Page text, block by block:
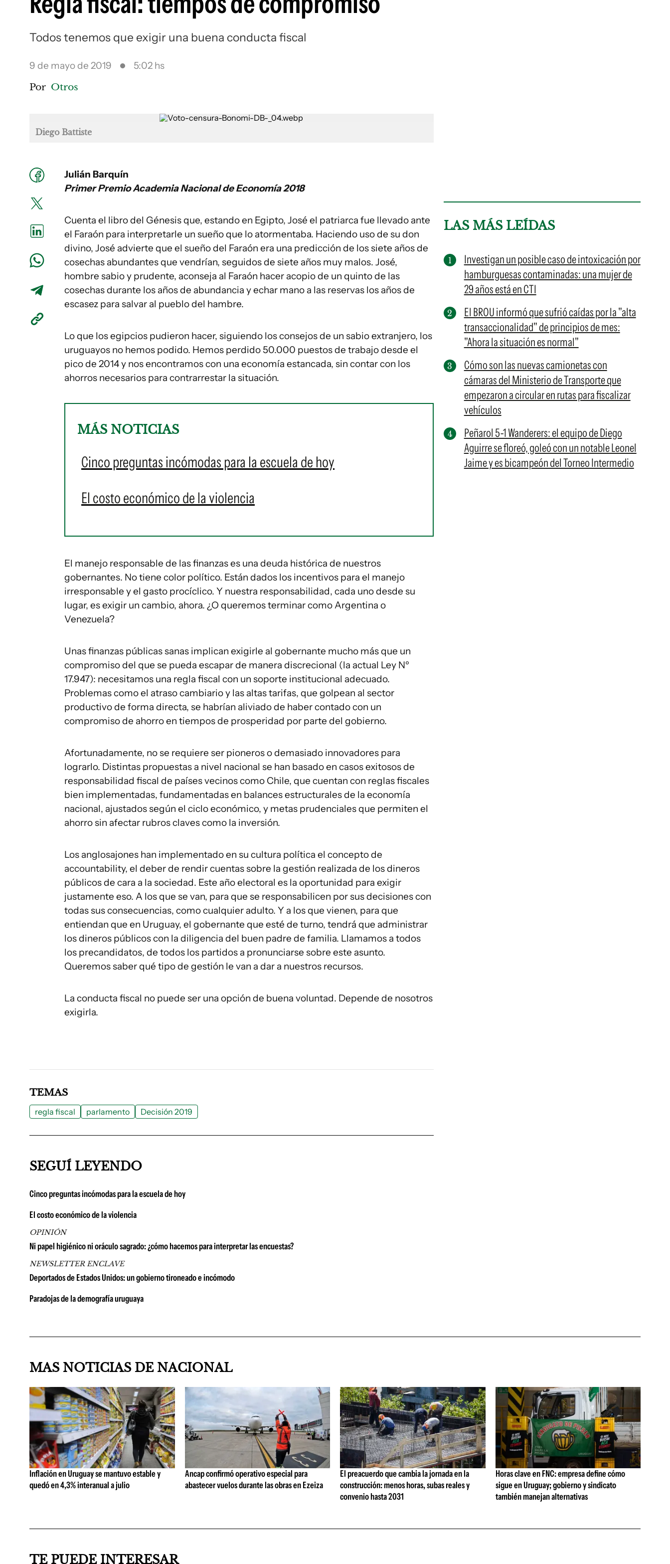
Todos tenemos que exigir una buena conducta fiscal
9 de mayo de 2019 5:02 hs
Por Otros
Diego Battiste
Julián Barquín
Primer Premio Academia Nacional de Economía 2018
Cuenta el libro del Génesis que, estando en Egipto, José el patriarca fue llevado ante
el Faraón para interpretarle un sueño que lo atormentaba. Haciendo uso de su don
divino, José advierte que el sueño del Faraón era una predicción de los siete años de
cosechas abundantes que vendrían, seguidos de siete años muy malos. José,
hombre sabio y prudente, aconseja al Faraón hacer acopio de un quinto de las
cosechas durante los años de abundancia y echar mano a las reservas los años de
escasez para salvar al pueblo del hambre.
Lo que los egipcios pudieron hacer, siguiendo los consejos de un sabio extranjero, los
uruguayos no hemos podido. Hemos perdido 50.000 puestos de trabajo desde el
pico de 2014 y nos encontramos con una economía estancada, sin contar con los
ahorros necesarios para contrarrestar la situación.
MÁS NOTICIAS
Cinco preguntas incómodas para la escuela de hoy
El costo económico de la violencia
El manejo responsable de las finanzas es una deuda histórica de nuestros
gobernantes. No tiene color político. Están dados los incentivos para el manejo
irresponsable y el gasto procíclico. Y nuestra responsabilidad, cada uno desde su
lugar, es exigir un cambio, ahora. ¿O queremos terminar como Argentina o
Venezuela?
Unas finanzas públicas sanas implican exigirle al gobernante mucho más que un
compromiso del que se pueda escapar de manera discrecional (la actual Ley Nº
17.947): necesitamos una regla fiscal con un soporte institucional adecuado.
Problemas como el atraso cambiario y las altas tarifas, que golpean al sector
productivo de forma directa, se habrían aliviado de haber contado con un
compromiso de ahorro en tiempos de prosperidad por parte del gobierno.
Afortunadamente, no se requiere ser pioneros o demasiado innovadores para
lograrlo. Distintas propuestas a nivel nacional se han basado en casos exitosos de
responsabilidad fiscal de países vecinos como Chile, que cuentan con reglas fiscales
bien implementadas, fundamentadas en balances estructurales de la economía
nacional, ajustados según el ciclo económico, y metas prudenciales que permiten el
ahorro sin afectar rubros claves como la inversión.
Los anglosajones han implementado en su cultura política el concepto de
accountability, el deber de rendir cuentas sobre la gestión realizada de los dineros
públicos de cara a la sociedad. Este año electoral es la oportunidad para exigir
justamente eso. A los que se van, para que se responsabilicen por sus decisiones con
todas sus consecuencias, como cualquier adulto. Y a los que vienen, para que
entiendan que en Uruguay, el gobernante que esté de turno, tendrá que administrar
los dineros públicos con la diligencia del buen padre de familia. Llamamos a todos
los precandidatos, de todos los partidos a pronunciarse sobre este asunto.
Queremos saber qué tipo de gestión le van a dar a nuestros recursos.
La conducta fiscal no puede ser una opción de buena voluntad. Depende de nosotros
exigirla.
LAS MÁS LEÍDAS
Investigan un posible caso de intoxicación por
hamburguesas contaminadas: una mujer de
29 años está en CTI
El BROU informó que sufrió caídas por la "alta
transaccionalidad" de principios de mes:
"Ahora la situación es normal"
Cómo son las nuevas camionetas con
cámaras del Ministerio de Transporte que
empezaron a circular en rutas para fiscalizar
vehículos
Peñarol 5-1 Wanderers: el equipo de Diego
Aguirre se floreó, goleó con un notable Leonel
Jaime y es bicampeón del Torneo Intermedio
TEMAS
regla fiscal parlamento Decisión 2019
SEGUÍ LEYENDO
Cinco preguntas incómodas para la escuela de hoy
El costo económico de la violencia
OPINIÓN
Ni papel higiénico ni oráculo sagrado: ¿cómo hacemos para interpretar las encuestas?
NEWSLETTER ENCLAVE
Deportados de Estados Unidos: un gobierno tironeado e incómodo
Paradojas de la demografía uruguaya
MAS NOTICIAS DE NACIONAL
Inflación en Uruguay se mantuvo estable y
quedó en 4,3% interanual a julio
Ancap confirmó operativo especial para
abastecer vuelos durante las obras en Ezeiza
El preacuerdo que cambia la jornada en la
construcción: menos horas, subas reales y
convenio hasta 2031
Horas clave en FNC: empresa define cómo
sigue en Uruguay; gobierno y sindicato
también manejan alternativas
TE PUEDE INTERESAR